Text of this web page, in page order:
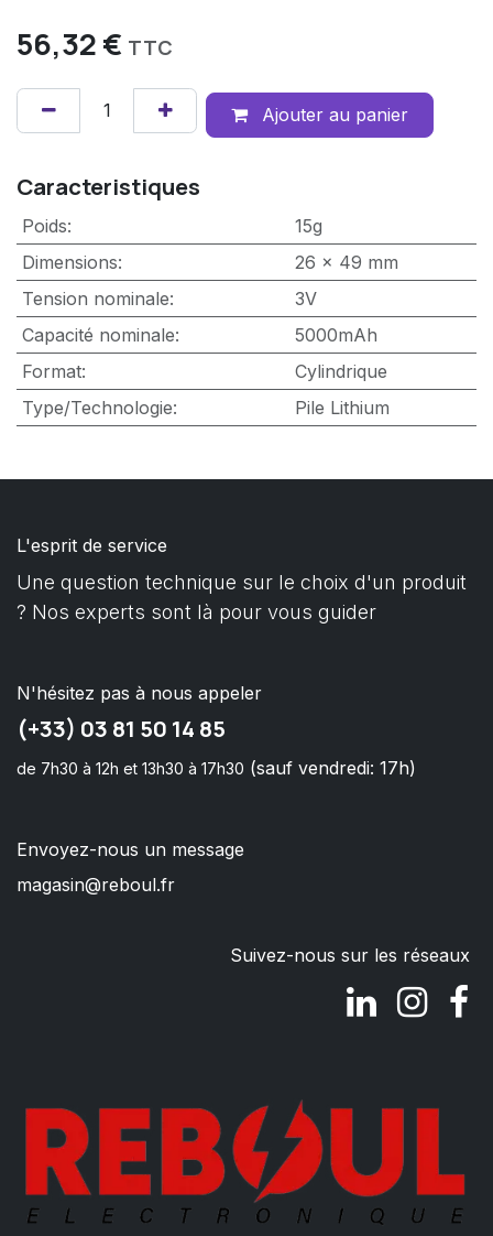
56,32€ TTC
Ajouter au panier
Caracteristiques
Poids:
15g
Dimensions:
26 x 49 mm
Tension nominale:
3V
Capacité nominale:
5000mAh
Format:
Cylindrique
Type/Technologie: Pile Lithium
L'esprit de service
Une question technique sur le choix d'un produit
? Nos experts sont là pour vous guider
N'hésitez pas à nous appeler
(+33) 03 81 50 14 85
de 7h30 à 12h et 13h30 à 17h30 (sauf vendredi: 17h)
Envoyez-nous un message
magasin@reboul.fr
Suivez-nous sur les réseaux